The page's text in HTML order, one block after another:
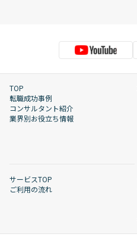
TOP
転職成功事例
コンサルタント紹介
業界別お役立ち情報
サービスTOP
ご利用の流れ